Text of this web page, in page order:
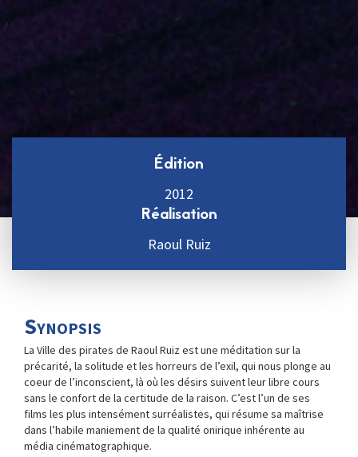
Édition
2012
Réalisation
Raoul Ruiz
Synopsis
La Ville des pirates de Raoul Ruiz est une méditation sur la
précarité, la solitude et les horreurs de l’exil, qui nous plonge au
coeur de l’inconscient, là où les désirs suivent leur libre cours
sans le confort de la certitude de la raison. C’est l’un de ses
films les plus intensément surréalistes, qui résume sa maîtrise
dans l’habile maniement de la qualité onirique inhérente au
média cinématographique.